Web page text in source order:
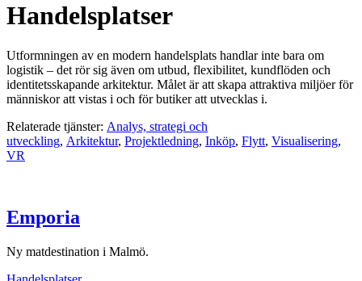
Handelsplatser
Utformningen av en modern handelsplats handlar inte bara om
logistik – det rör sig även om utbud, flexibilitet, kundflöden och
identitetsskapande arkitektur. Målet är att skapa attraktiva miljöer för
människor att vistas i och för butiker att utvecklas i.
Relaterade tjänster: Analys, strategi och
utveckling, Arkitektur, Projektledning, Inköp, Flytt, Visualisering,
VR
Emporia
Ny matdestination i Malmö.